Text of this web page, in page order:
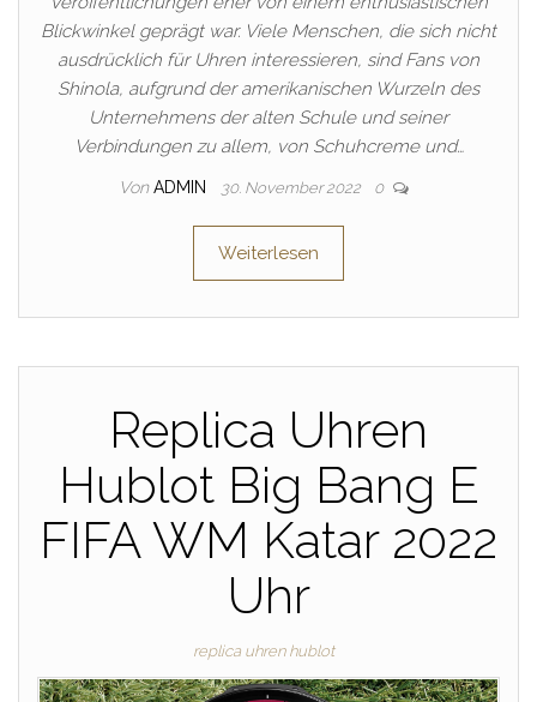
Blickwinkel geprägt war. Viele Menschen, die sich nicht
ausdrücklich für Uhren interessieren, sind Fans von
Shinola, aufgrund der amerikanischen Wurzeln des
Unternehmens der alten Schule und seiner
Verbindungen zu allem, von Schuhcreme und…
Von ADMIN 30. November 2022 0
Weiterlesen
Replica Uhren
Hublot Big Bang E
FIFA WM Katar 2022
Uhr
replica uhren hublot